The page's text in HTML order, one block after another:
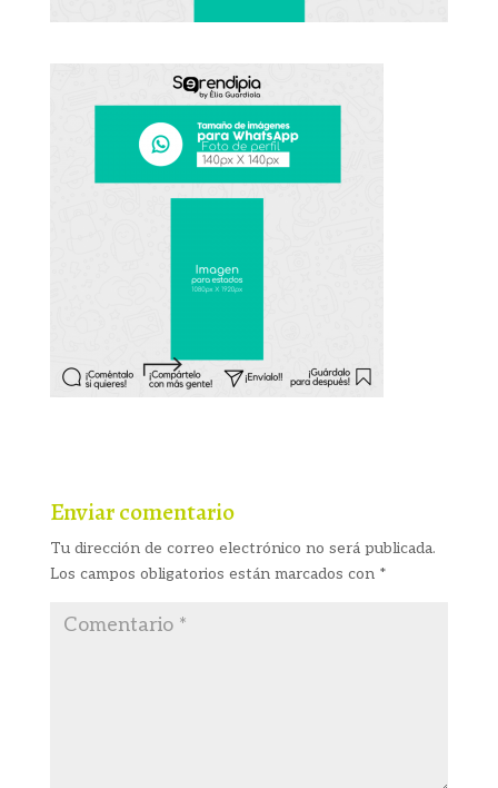
Enviar comentario
Tu dirección de correo electrónico no será publicada.
Los campos obligatorios están marcados con *